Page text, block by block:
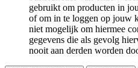
gebruikt om producten in
of om in te loggen op jouw
niet mogelijk om hiermee
gegevens die als gevolg
nooit aan derden worden